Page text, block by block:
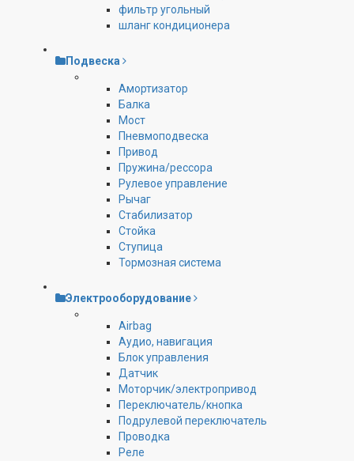
фильтр угольный
шланг кондиционера
Подвеска
Амортизатор
Балка
Мост
Пневмоподвеска
Привод
Пружина/рессора
Рулевое управление
Рычаг
Стабилизатор
Стойка
Ступица
Тормозная система
Электрооборудование
Airbag
Аудио, навигация
Блок управления
Датчик
Моторчик/электропривод
Переключатель/кнопка
Подрулевой переключатель
Проводка
Реле